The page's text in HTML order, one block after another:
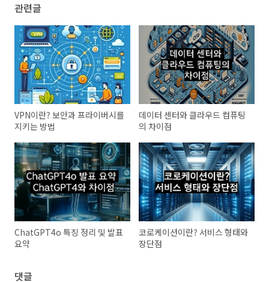
관련글
VPN이란? 보안과 프라이버시를
지키는 방법
데이터 센터와 클라우드 컴퓨팅
의 차이점
ChatGPT4o 특징 정리 및 발표
요약
코로케이션이란? 서비스 형태와
장단점
댓글